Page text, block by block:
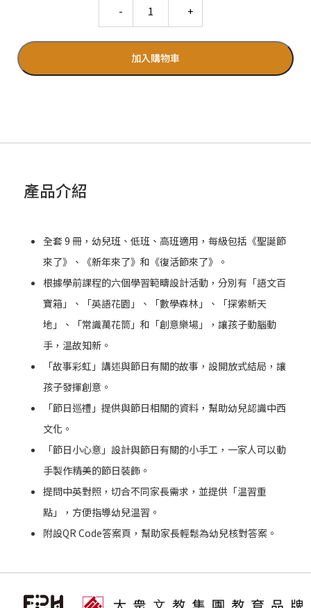
加入購物車
產品介紹
全套 9 冊，幼兒班、低班、高班適用，每級包括《聖誕節
來了》、《新年來了》和《復活節來了》。
根據學前課程的六個學習範疇設計活動，分別有「語文百
寶箱」、「英語花園」、「數學森林」、「探索新天
地」、「常識萬花筒」和「創意樂場」，讓孩子動腦動
手，温故知新。
「故事彩虹」講述與節日有關的故事，設開放式結局，讓
孩子發揮創意。
「節日巡禮」提供與節日相關的資料，幫助幼兒認識中西
文化。
「節日小心意」設計與節日有關的小手工，一家人可以動
手製作精美的節日裝飾。
提問中英對照，切合不同家長需求，並提供「温習重
點」，方便指導幼兒温習。
附設QR Code答案頁，幫助家長輕鬆為幼兒核對答案。